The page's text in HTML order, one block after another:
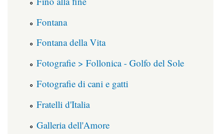
Fontana
Fontana della Vita
Fotografie > Follonica - Golfo del Sole
Fotografie di cani e gatti
Fratelli d'Italia
Galleria dell'Amore